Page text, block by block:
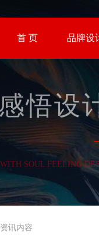
首 页 品牌设
悟设
WITH SOUL FEELING
讯内容